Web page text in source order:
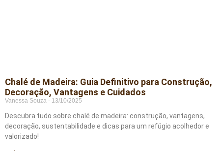
Chalé de Madeira: Guia Definitivo para Construção,
Decoração, Vantagens e Cuidados
Vanessa Souza 13/10/2025
Descubra tudo sobre chalé de madeira: construção, vantagens,
decoração, sustentabilidade e dicas para um refúgio acolhedor e
valorizado!